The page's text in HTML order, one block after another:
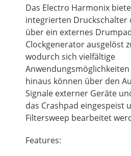
Das Electro Harmonix
integrierten Druckschalter
über ein externes
Clockgenerator ausgelöst
wodurch sich vielfältige
hinaus können über den
Signale externer Geräte
das Crashpad eingespeist
Filtersweep bearbeitet
Features: